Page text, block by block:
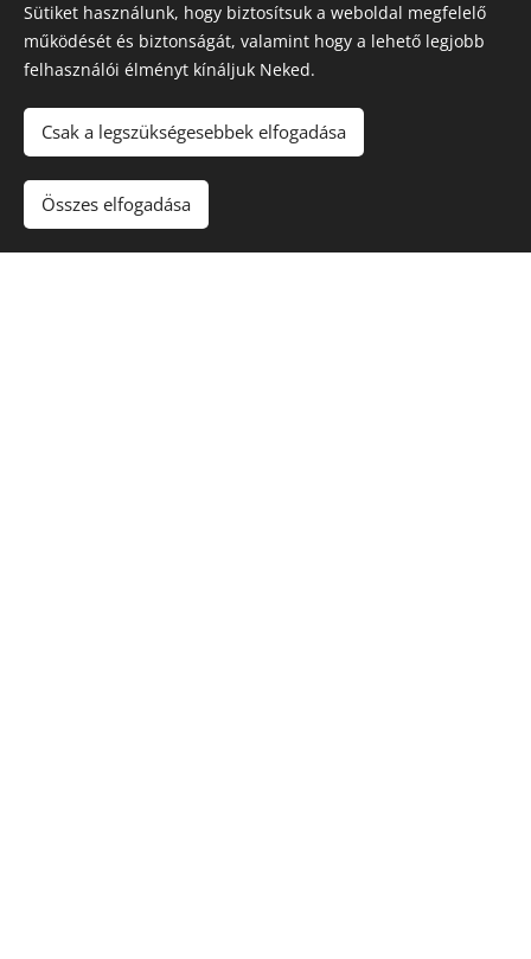
Sütiket használunk, hogy biztosítsuk a weboldal megfelelő
működését és biztonságát, valamint hogy a lehető legjobb
felhasználói élményt kínáljuk Neked.
Csak a legszükségesebbek elfogadása
Összes elfogadása